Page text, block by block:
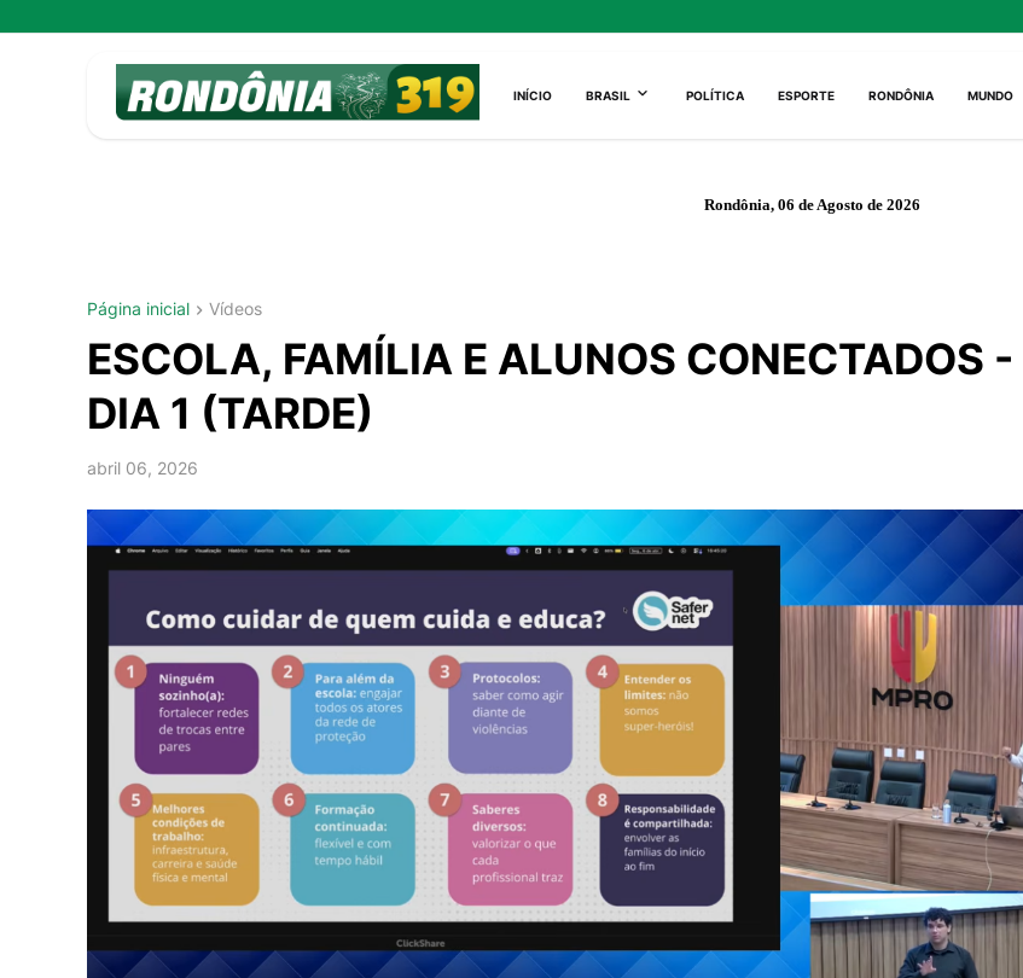
INÍCIO BRASIL POLÍTICA ESPORTE RONDÔNIA MUNDO
Rondônia, 06 de Agosto de 2026
Página inicial Vídeos
ESCOLA, FAMÍLIA E ALUNOS CONECTADOS -
DIA 1 (TARDE)
abril 06, 2026